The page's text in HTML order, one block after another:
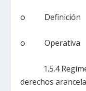
o Definición
o Operativa
1.5.4
derechos